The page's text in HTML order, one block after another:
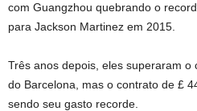
com Guangzhou quebrando o
para Jackson Martinez em 2015.
Três anos depois, eles superaram
do Barcelona, ​​​​mas o contrato de £
sendo seu gasto recorde.